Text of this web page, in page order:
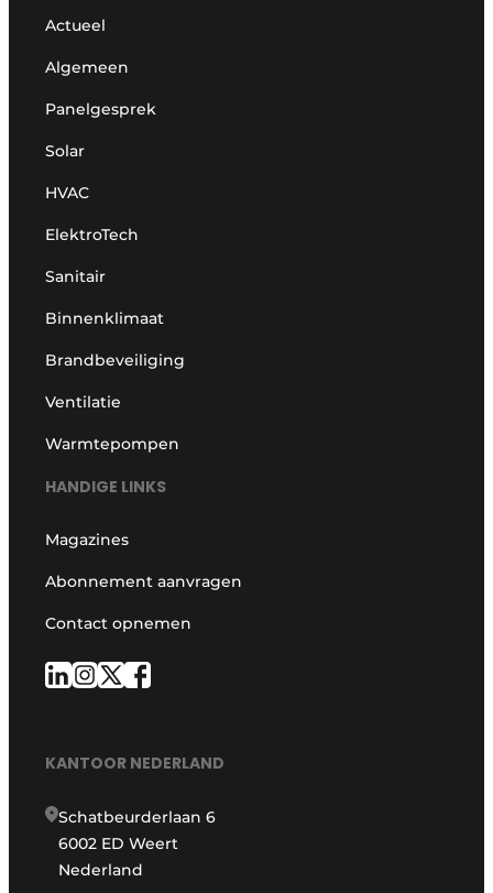
Actueel
Algemeen
Panelgesprek
Solar
HVAC
ElektroTech
Sanitair
Binnenklimaat
Brandbeveiliging
Ventilatie
Warmtepompen
HANDIGE LINKS
Magazines
Abonnement aanvragen
Contact opnemen
KANTOOR NEDERLAND
Schatbeurderlaan 6
6002 ED Weert
Nederland